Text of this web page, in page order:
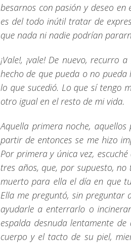
besarnos con pasión y deseo
es del todo inútil tratar de
que nada ni nadie podrían
¡Vale!, ¡vale! De nuevo,
hecho de que pueda o no
lo que sucedió. Lo que sí tengo
otro igual en el resto de mi vida.
Aquella primera noche,
partir de entonces se me hizo
Por primera y única vez,
tres años, que, por supuesto,
muerto para ella el día en que
Ella me preguntó, sin preguntar
ayudarle a enterrarlo o
espalda desnuda lentamente
cuerpo y el tacto de su piel,